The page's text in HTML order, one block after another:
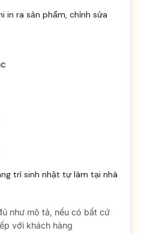
in ra sản phẩm, chỉnh sửa
trí sinh nhật tự làm tại nhà
như mô tả, nếu có bất cứ
với khách hàng